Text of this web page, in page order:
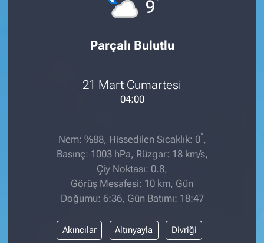
9
Parçalı Bulutlu
21 Mart Cumartesi
04:00
Nem: %88, Hissedilen Sıcaklık: 0° ,
Basınç: 1003 hPa, Rüzgar: 18 km/s,
Çiy Noktası: 0.8,
Görüş Mesafesi: 10 km, Gün
Doğumu: 6:36, Gün Batımı: 18:47
Akıncılar Altınyayla Divriği